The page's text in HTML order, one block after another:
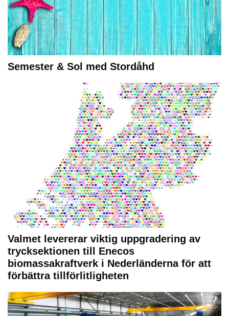
Semester & Sol med Stordåhd
Valmet levererar viktig uppgradering av
trycksektionen till Enecos
biomassakraftverk i Nederländerna för att
förbättra tillförlitligheten